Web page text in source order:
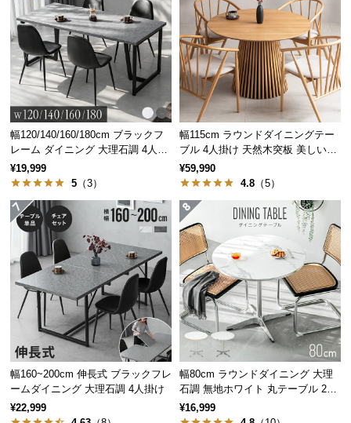
キ
ャ
ン
セ
ル
に
い
て
保
証
つ
い
て
会
員
規
約
つ
幅120/140/160/180cm ブラックフ
レーム ダイニング 大理石調 4人掛
け
¥19,999
5 （3）
幅115cm ラウンドダイニングテー
ブル 4人掛け 天然木突板 美しい格
子デザイン
¥59,990
4.8 （5）
幅160~200cm 伸長式 ブラックフレ
ームダイニング 大理石調 4人掛け
¥22,999
幅80cm ラウンドダイニング 大理
石調 無地ホワイト 丸テーブル 2人
掛け
¥16,999